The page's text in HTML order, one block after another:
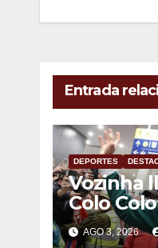
Entrada
DEPORTES
Vozinha
Colo Colo
AGO 3, 2026